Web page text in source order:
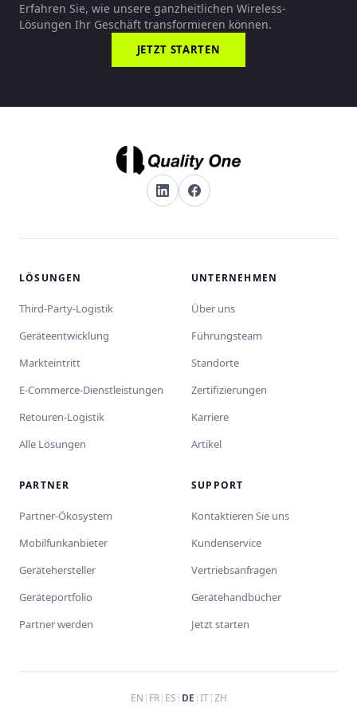
Erfahren Sie, wie unsere ganzheitlichen Wireless-
Lösungen Ihr Geschäft transformieren können.
JETZT STARTEN
LÖSUNGEN
Third-Party-Logistik
Geräteentwicklung
Markteintritt
E-Commerce-Dienstleistungen
Retouren-Logistik
Alle Lösungen
UNTERNEHMEN
Über uns
Führungsteam
Standorte
Zertifizierungen
Karriere
Artikel
PARTNER
Partner-Ökosystem
Mobilfunkanbieter
Gerätehersteller
Geräteportfolio
Partner werden
SUPPORT
Kontaktieren Sie uns
Kundenservice
Vertriebsanfragen
Gerätehandbücher
Jetzt starten
EN | FR| ES | DE |IT|ZH